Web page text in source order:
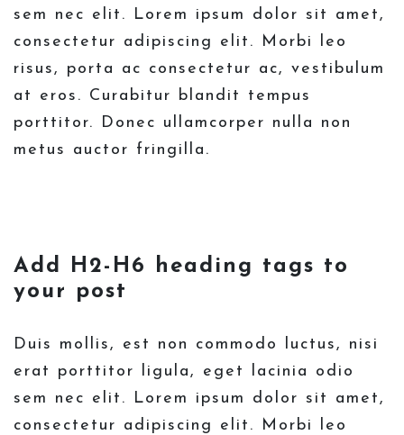
sem nec elit. Lorem ipsum dolor sit amet,
consectetur adipiscing elit. Morbi leo
risus, porta ac consectetur ac, vestibulum
at eros. Curabitur blandit tempus
porttitor. Donec ullamcorper nulla non
metus auctor fringilla.
Add H2-H6 heading tags to
your post
Duis mollis, est non commodo luctus, nisi
erat porttitor ligula, eget lacinia odio
sem nec elit. Lorem ipsum dolor sit amet,
consectetur adipiscing elit. Morbi leo